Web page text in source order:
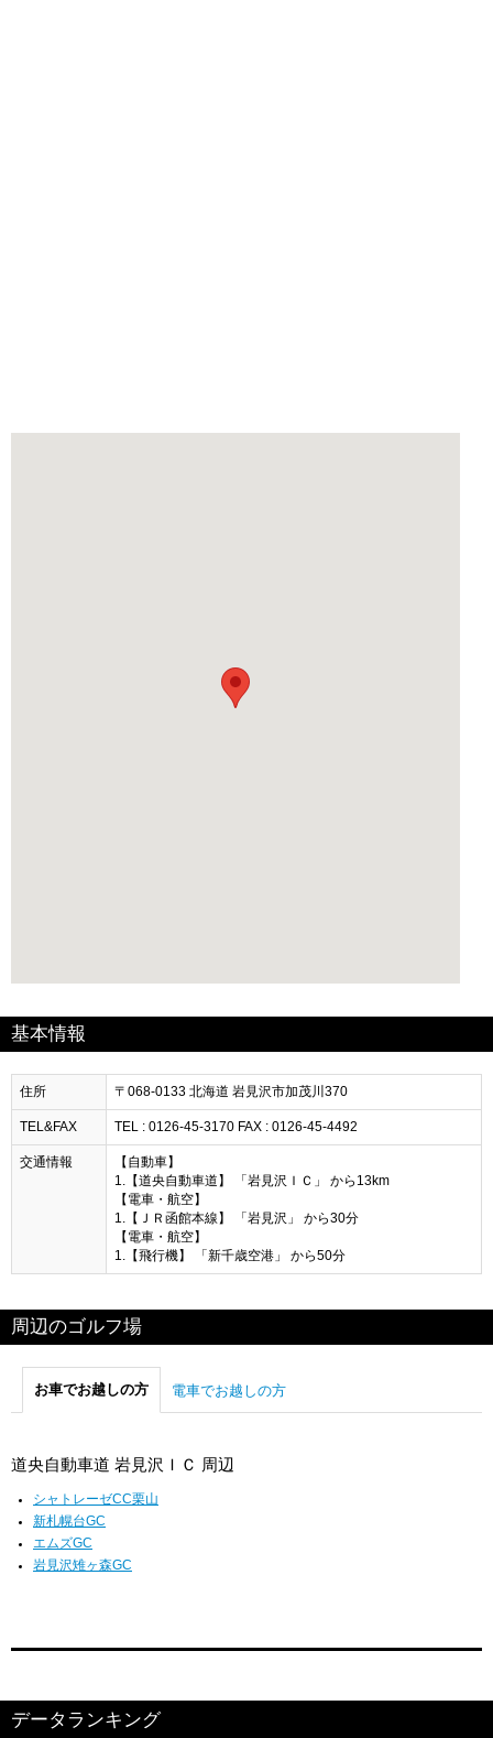
基本情報
住所 〒068-0133 北海道 岩見沢市加茂川370
TEL&FAX TEL : 0126-45-3170 FAX : 0126-45-4492
交通情報
【自動車】
1.【道央自動車道】 「岩見沢ＩＣ」 から13km
【電車・航空】
1.【ＪＲ函館本線】 「岩見沢」 から30分
【電車・航空】
1.【飛行機】 「新千歳空港」 から50分
周辺のゴルフ場
お車でお越しの方 電車でお越しの方
道央自動車道 岩見沢ＩＣ 周辺
シャトレーゼCC栗山
新札幌台GC
エムズGC
岩見沢雉ヶ森GC
データランキング